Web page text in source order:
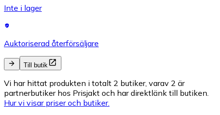
Inte i lager
Auktoriserad återförsäljare
Till butik
Vi har hittat produkten i totalt 2 butiker, varav 2 är
partnerbutiker hos Prisjakt och har direktlänk till butiken.
Hur vi visar priser och butiker.